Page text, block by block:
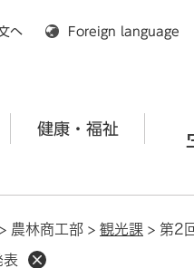
へ
Foreign language
健康・福祉
> 農林商工部 > 観光課 > 第2
表